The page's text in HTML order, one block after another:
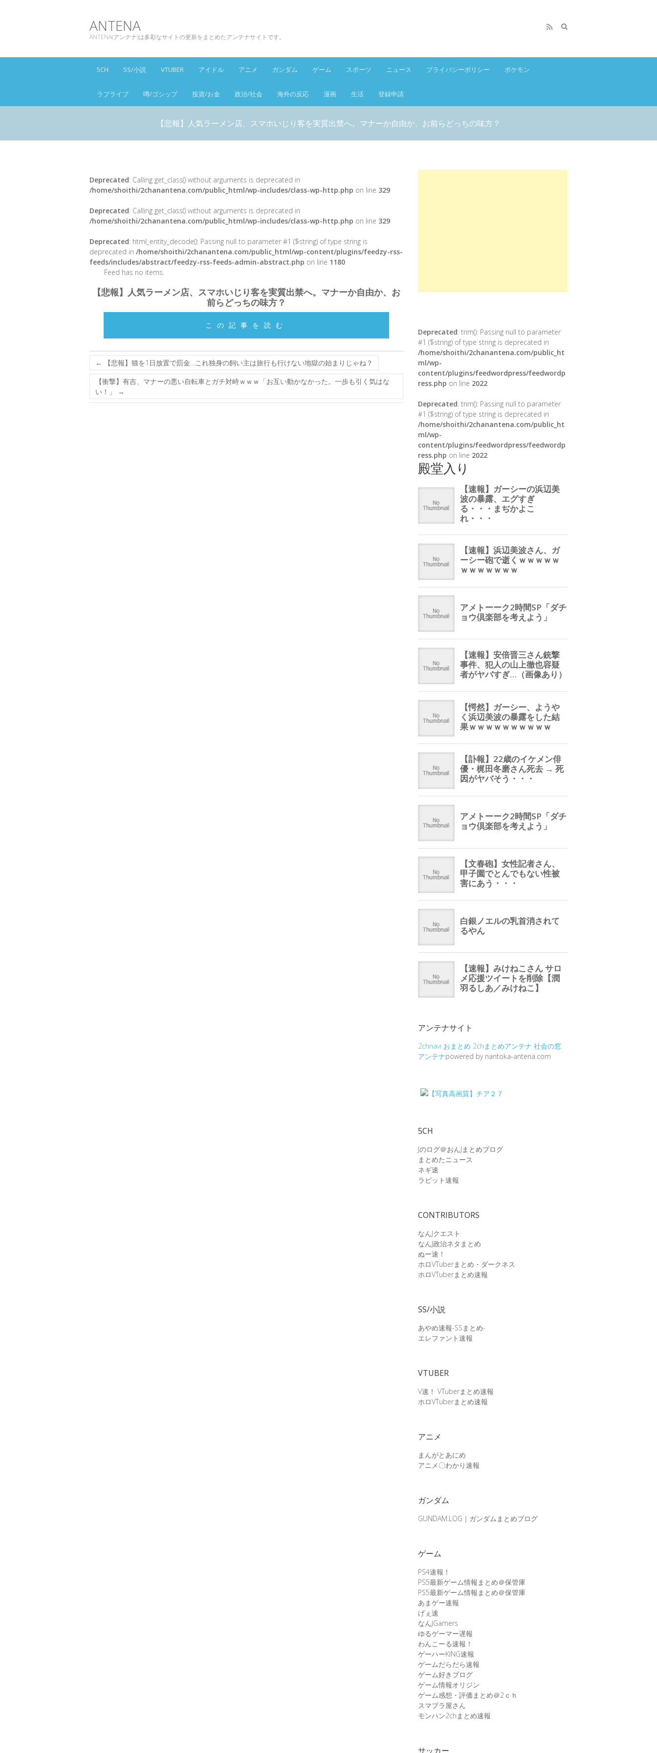
ANTENA
ANTENA(アンテナ)は多彩なサイトの更新をまとめたアンテナサイトです。
5CH SS/小説 VTUBER アイドル アニメ ガンダム ゲーム スポーツ ニュース プライバシーポリシー ポケモン
ラブライブ 噂/ゴシップ 投資/お金 政治/社会 海外の反応 漫画 生活 登録申請
【悲報】人気ラーメン店、スマホいじり客を実質出禁へ。マナーか自由か、お前らどっちの味方？
Deprecated: Calling get_class() without arguments is deprecated in
/home/shoithi/2chanantena.com/public_html/wp-includes/class-wp-http.php on line 329
Deprecated: Calling get_class() without arguments is deprecated in
/home/shoithi/2chanantena.com/public_html/wp-includes/class-wp-http.php on line 329
Deprecated: html_entity_decode(): Passing null to parameter #1 ($string) of type string is
deprecated in /home/shoithi/2chanantena.com/public_html/wp-content/plugins/feedzy-rss-
feeds/includes/abstract/feedzy-rss-feeds-admin-abstract.php on line 1180
Feed has no items.
【悲報】人気ラーメン店、スマホいじり客を実質出禁へ。マナーか自由か、お
前らどっちの味方？
この記事を読む
←
【悲報】猫を1日放置で罰金…これ独身の飼い主は旅行も行けない地獄の始まりじゃね？
【衝撃】有吉、マナーの悪い自転車とガチ対峙ｗｗｗ「お互い動かなかった。一歩も引く気はな
い！」
→
Deprecated: trim(): Passing null to parameter
#1 ($string) of type string is deprecated in
/home/shoithi/2chanantena.com/public_ht
ml/wp-
content/plugins/feedwordpress/feedwordp
ress.php on line 2022
Deprecated: trim(): Passing null to parameter
#1 ($string) of type string is deprecated in
/home/shoithi/2chanantena.com/public_ht
ml/wp-
content/plugins/feedwordpress/feedwordp
ress.php on line 2022
殿堂入り
アンテナサイト
2chnavi おまとめ 2chまとめアンテナ 社会の窓
アンテナpowered by nantoka-antena.com
5CH
Jのログ＠おんJまとめブログ
まとめたニュース
ネギ速
ラビット速報
CONTRIBUTORS
なんJクエスト
なんJ政治ネタまとめ
ぬー速！
ホロVTuberまとめ・ダークネス
ホロVTuberまとめ速報
SS/小説
あやめ速報-SSまとめ-
エレファント速報
VTUBER
V速！ VTuberまとめ速報
ホロVTuberまとめ速報
アニメ
まんがとあにめ
アニメ〇わかり速報
ガンダム
GUNDAM.LOG｜ガンダムまとめブログ
ゲーム
PS4速報！
PS5最新ゲーム情報まとめ＠保管庫
PS5最新ゲーム情報まとめ＠保管庫
あまゲー速報
げぇ速
なんJGamers
ゆるゲーマー遅報
わんこーる速報！
ゲーハーKING速報
ゲームだらだら速報
ゲーム好きブログ
ゲーム情報オリジン
ゲーム感想・評価まとめ＠2ｃｈ
スマブラ屋さん
モンハン2chまとめ速報
サッカー